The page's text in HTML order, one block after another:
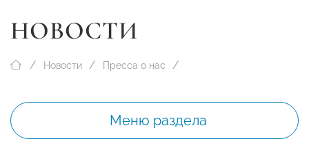
НОВОСТИ
Новости Пресса о нас
Меню раздела